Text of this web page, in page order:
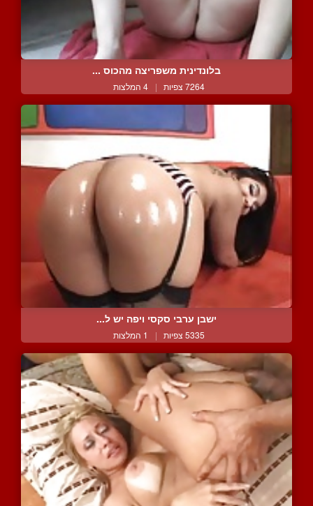
בלונדינית משפריצה מהכוס ...
7264 צפיות | 4 המלצות
ישבן ערבי סקסי ויפה יש ל...
5335 צפיות | 1 המלצות